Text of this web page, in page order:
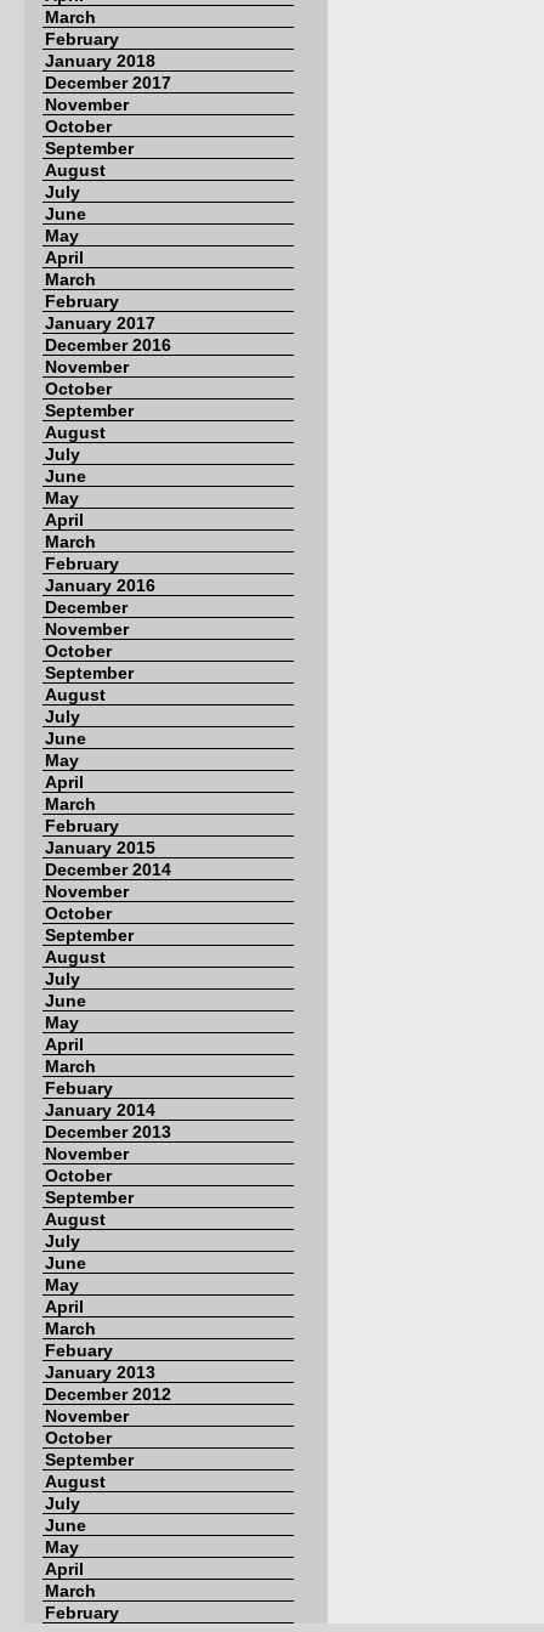
March
February
January 2018
December 2017
November
October
September
August
July
June
May
April
March
February
January 2017
December 2016
November
October
September
August
July
June
May
April
March
February
January 2016
December
November
October
September
August
July
June
May
April
March
February
January 2015
December 2014
November
October
September
August
July
June
May
April
March
Febuary
January 2014
December 2013
November
October
September
August
July
June
May
April
March
Febuary
January 2013
December 2012
November
October
September
August
July
June
May
April
March
February